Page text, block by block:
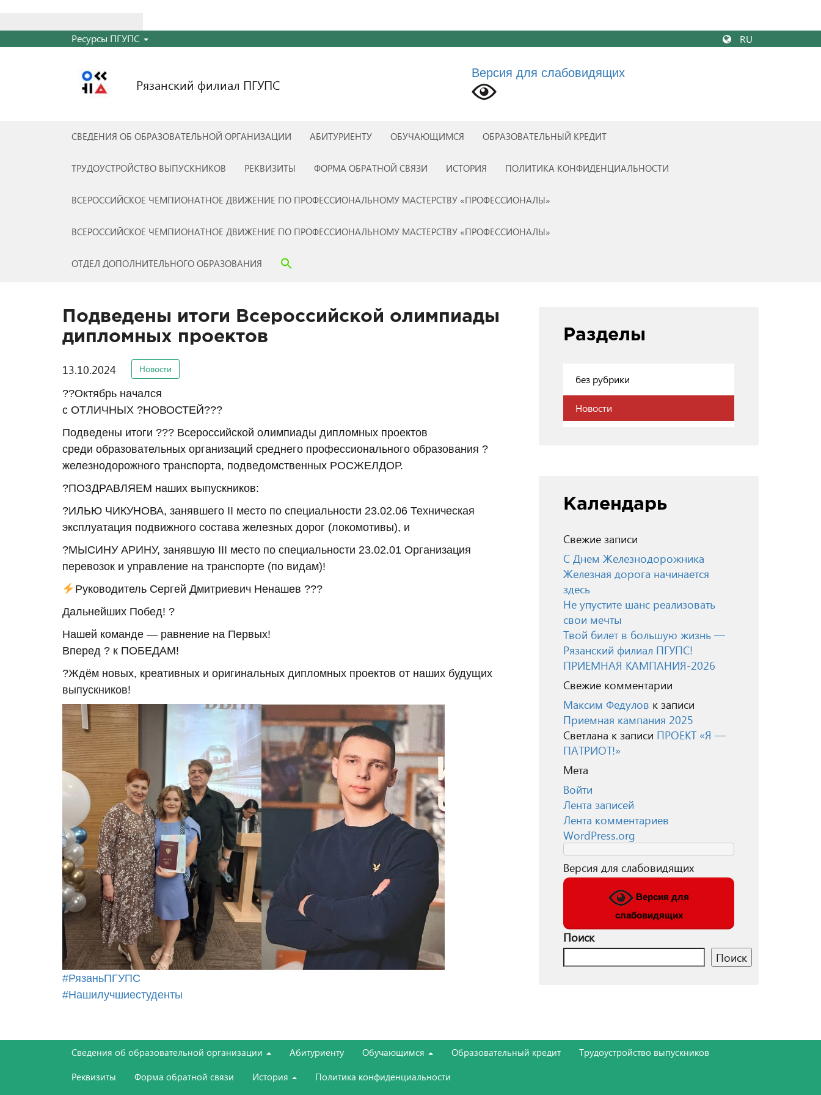
Ресурсы ПГУПС RU
Рязанский филиал ПГУПС
Версия для слабовидящих
СВЕДЕНИЯ ОБ ОБРАЗОВАТЕЛЬНОЙ ОРГАНИЗАЦИИ АБИТУРИЕНТУ ОБУЧАЮЩИМСЯ ОБРАЗОВАТЕЛЬНЫЙ КРЕДИТ
ТРУДОУСТРОЙСТВО ВЫПУСКНИКОВ РЕКВИЗИТЫ ФОРМА ОБРАТНОЙ СВЯЗИ ИСТОРИЯ ПОЛИТИКА КОНФИДЕНЦИАЛЬНОСТИ
ВСЕРОССИЙСКОЕ ЧЕМПИОНАТНОЕ ДВИЖЕНИЕ ПО ПРОФЕССИОНАЛЬНОМУ МАСТЕРСТВУ «ПРОФЕССИОНАЛЫ»
ВСЕРОССИЙСКОЕ ЧЕМПИОНАТНОЕ ДВИЖЕНИЕ ПО ПРОФЕССИОНАЛЬНОМУ МАСТЕРСТВУ «ПРОФЕССИОНАЛЫ»
ОТДЕЛ ДОПОЛНИТЕЛЬНОГО ОБРАЗОВАНИЯ
Подведены итоги Всероссийской олимпиады
дипломных проектов
13.10.2024 Новости
??Октябрь начался
с ОТЛИЧНЫХ ?НОВОСТЕЙ???
Подведены итоги ??? Всероссийской олимпиады дипломных проектов
среди образовательных организаций среднего профессионального образования ?
железнодорожного транспорта, подведомственных РОСЖЕЛДОР.
?ПОЗДРАВЛЯЕМ наших выпускников:
?ИЛЬЮ ЧИКУНОВА, занявшего II место по специальности 23.02.06 Техническая
эксплуатация подвижного состава железных дорог (локомотивы), и
?МЫСИНУ АРИНУ, занявшую III место по специальности 23.02.01 Организация
перевозок и управление на транспорте (по видам)!
Руководитель Сергей Дмитриевич Ненашев ???
Дальнейших Побед! ?
Нашей команде — равнение на Первых!
Вперед ? к ПОБЕДАМ!
?Ждём новых, креативных и оригинальных дипломных проектов от наших будущих
выпускников!
#РязаньПГУПС
#Нашилучшиестуденты
Разделы
без рубрики
Новости
Календарь
Свежие записи
С Днем Железнодорожника
Железная дорога начинается
здесь
Не упустите шанс реализовать
свои мечты
Твой билет в большую жизнь —
Рязанский филиал ПГУПС!
ПРИЕМНАЯ КАМПАНИЯ-2026
Свежие комментарии
Максим Федулов к записи
Приемная кампания 2025
Светлана к записи ПРОЕКТ «Я —
ПАТРИОТ!»
Мета
Войти
Лента записей
Лента комментариев
WordPress.org
Версия для слабовидящих
Версия для
слабовидящих
Поиск
Поиск
Сведения об образовательной организации Абитуриенту Обучающимся Образовательный кредит
Трудоустройство выпускников
Реквизиты
Форма обратной связи История Политика конфиденциальности